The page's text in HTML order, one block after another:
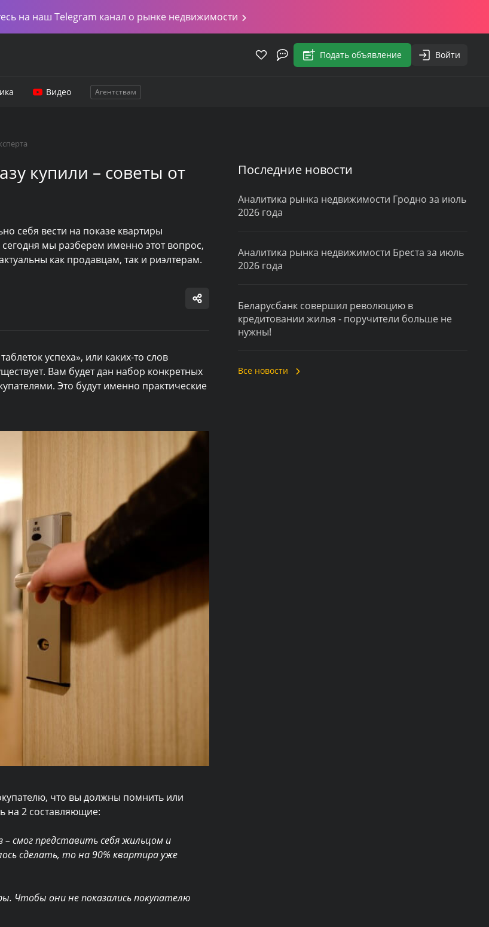
на наш Telegram канал о рынке недвижимости
Подать объявление Войти
Видео Агентствам
купили – советы от
себя вести на показе квартиры
мы разберем именно этот вопрос,
как продавцам, так и риэлтерам.
успеха», или каких-то слов
Вам будет дан набор конкретных
Это будут именно практические
что вы должны помнить или
на 2 составляющие:
смог представить себя жильцом и
сделать, то на 90% квартира уже
Чтобы они не показались покупателю
Последние новости
Аналитика рынка недвижимости Гродно за июль
2026 года
Аналитика рынка недвижимости Бреста за июль
2026 года
Беларусбанк совершил революцию в
кредитовании жилья - поручители больше не
нужны!
Все новости